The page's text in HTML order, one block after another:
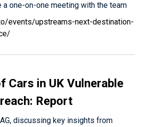
a one-on-one meeting with the team
events/upstreams-next-destination-
Cars in UK Vulnerable
Report
discussing key insights from